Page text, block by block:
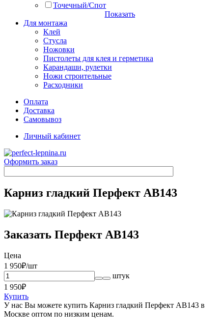
Точечный/Спот
Показать
Для монтажа
Клей
Стусла
Ножовки
Пистолеты для клея и герметика
Карандаши, рулетки
Ножи строительные
Расходники
Оплата
Доставка
Самовывоз
Личный кабинет
Оформить заказ
Карниз гладкий Перфект AB143
Заказать Перфект AB143
Цена
1 950₽/шт
штук
1 950₽
Купить
У нас Вы можете купить Карниз гладкий Перфект AB143 в
Москве оптом по низким ценам.